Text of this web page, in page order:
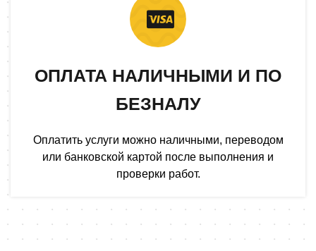
ОПЛАТА НАЛИЧНЫМИ И ПО
БЕЗНАЛУ
Оплатить услуги можно наличными, переводом
или банковской картой после выполнения и
проверки работ.